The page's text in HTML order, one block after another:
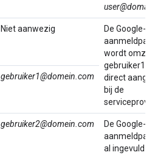
Niet aanwezig
De Google-
wordt
gebruiker1
direct
bij de
gebruiker1@domein.com
gebruiker2@domein.com
De Google-
al ingevuld